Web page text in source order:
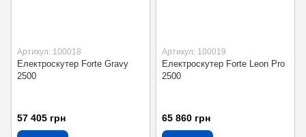
Артикул: 100018
Електроскутер Forte Gravy
2500
57 405 грн
Артикул: 100019
Електроскутер Forte Leon Pro
2500
65 860 грн